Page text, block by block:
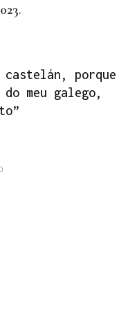
.
castelán, porque
meu galego,